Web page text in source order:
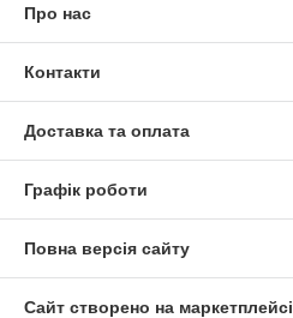
Про нас
Контакти
Доставка та оплата
Графік роботи
Повна версія сайту
Сайт створено на маркетплейсі